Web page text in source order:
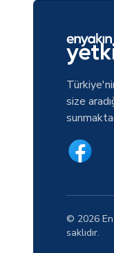
size
© 2026 En
saklıdır.